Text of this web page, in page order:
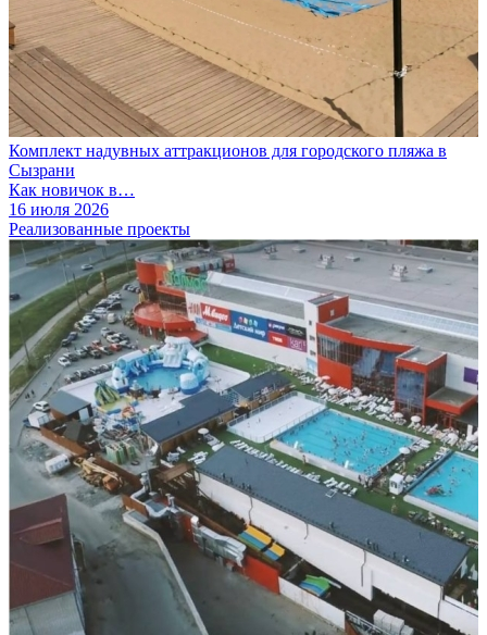
Комплект надувных аттракционов для городского пляжа в
Сызрани
Как новичок в…
16 июля 2026
Реализованные проекты